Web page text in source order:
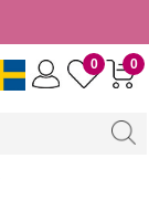
0
0